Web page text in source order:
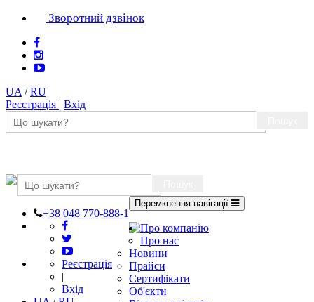
Зворотний дзвінок
UA /RU
Реєстрація | Вхід
+38 048 770-888-1
Реєстрація
|
Вхід
Перемкнення навігації
Про компанію
Про нас
Новини
Прайси
Сертифікати
Об'єкти